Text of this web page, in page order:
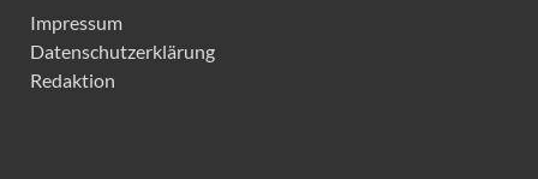
Impressum
Datenschutzerklärung
Redaktion